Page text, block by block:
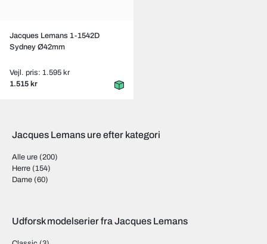
Jacques Lemans 1-1542D
Sydney Ø42mm
Vejl. pris: 1.595 kr
1.515 kr
Jacques Lemans ure efter kategori
Alle ure (200)
Herre (154)
Dame (60)
Udforsk modelserier fra Jacques Lemans